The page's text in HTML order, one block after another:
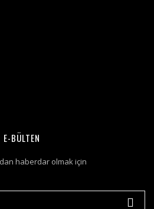
E-BÜLTEN
haberdar olmak için